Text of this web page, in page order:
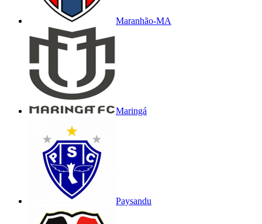
Maranhão-MA
Maringá
Paysandu